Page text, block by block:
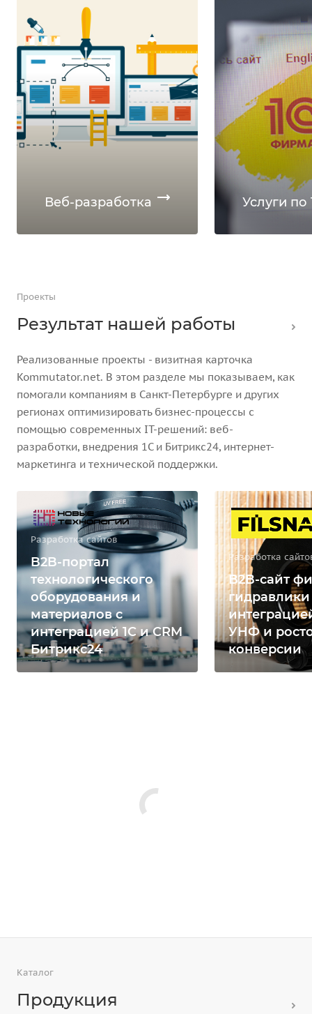
Веб-разработка Услуги по
Проекты
Результат нашей работы
Реализованные проекты - визитная карточка
Kommutator.net. В этом разделе мы показываем, как
помогали компаниям в Санкт-Петербурге и других
регионах оптимизировать бизнес-процессы с
помощью современных IT-решений: веб-
разработки, внедрения 1С и Битрикс24, интернет-
маркетинга и технической поддержки.
Разработка сайтов
B2B-портал
технологического
оборудования и
материалов с
интеграцией 1С и CRM
Битрикс24
Разработка
B2B-сайт
гидравлики
УНФ и
конверсии
Каталог
Продукция